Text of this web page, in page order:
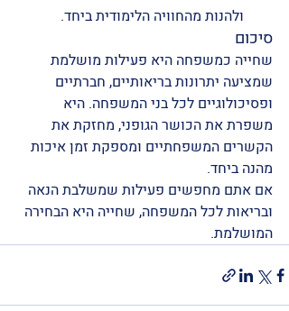
ולהנות מהחוויה הלימודית ביחד.
סיכום
שחייה כמשפחה היא פעילות מושלמת
שמציעה יתרונות בריאותיים, חברתיים
ופסיכולוגיים לכל בני המשפחה. היא
משפרת את הכושר הגופני, מחזקת את
הקשרים המשפחתיים ומספקת זמן איכות
מהנה ביחד.
אם אתם מחפשים פעילות שמשלבת הנאה
ובריאות לכל המשפחה, שחייה היא הבחירה
המושלמת.